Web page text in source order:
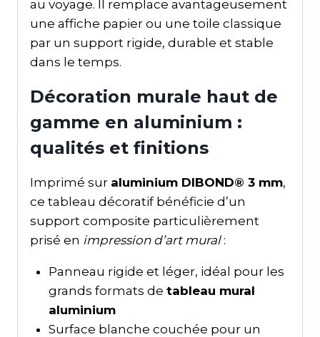
au voyage. Il remplace avantageusement
une affiche papier ou une toile classique
par un support rigide, durable et stable
dans le temps.
Décoration murale haut de
gamme en aluminium :
qualités et finitions
Imprimé sur aluminium DIBOND® 3 mm,
ce tableau décoratif bénéficie d’un
support composite particulièrement
prisé en impression d’art mural:
Panneau rigide et léger, idéal pour les
grands formats de tableau mural
aluminium
Surface blanche couchée pour un